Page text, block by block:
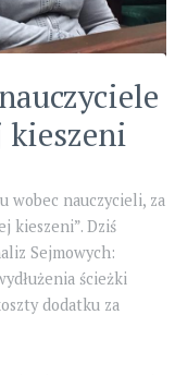
kieszeni
wobec nauczycieli, za
kieszeni”. Dziś
Sejmowych:
ścieżki
dodatku za